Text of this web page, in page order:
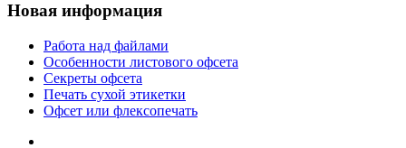
Новая информация
Работа над файлами
Особенности листового офсета
Секреты офсета
Печать сухой этикетки
Офсет или флексопечать